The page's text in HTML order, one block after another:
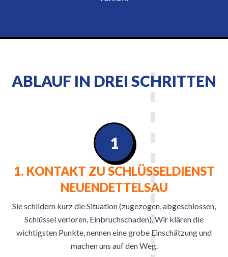
ABLAUF IN DREI SCHRITTEN
1. KONTAKT ZU SCHLÜSSELDIENST
NEUENDETTELSAU
Sie schildern kurz die Situation (zugezogen, abgeschlossen,
Schlüssel verloren, Einbruchschaden). Wir klären die
wichtigsten Punkte, nennen eine grobe Einschätzung und
machen uns auf den Weg.
1